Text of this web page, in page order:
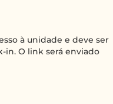
à unidade e deve ser
in. O link será enviado